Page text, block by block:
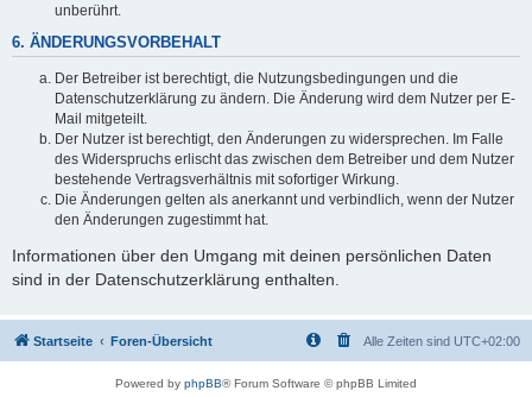
unberührt.
6. ÄNDERUNGSVORBEHALT
Der Betreiber ist berechtigt, die Nutzungsbedingungen und die
Datenschutzerklärung zu ändern. Die Änderung wird dem Nutzer per E-
Mail mitgeteilt.
Der Nutzer ist berechtigt, den Änderungen zu widersprechen. Im Falle
des Widerspruchs erlischt das zwischen dem Betreiber und dem Nutzer
bestehende Vertragsverhältnis mit sofortiger Wirkung.
Die Änderungen gelten als anerkannt und verbindlich, wenn der Nutzer
den Änderungen zugestimmt hat.
Informationen über den Umgang mit deinen persönlichen Daten
sind in der Datenschutzerklärung enthalten.
Startseite Foren-Übersicht Alle Zeiten sind UTC+02:00
Powered by phpBB® Forum Software © phpBB Limited